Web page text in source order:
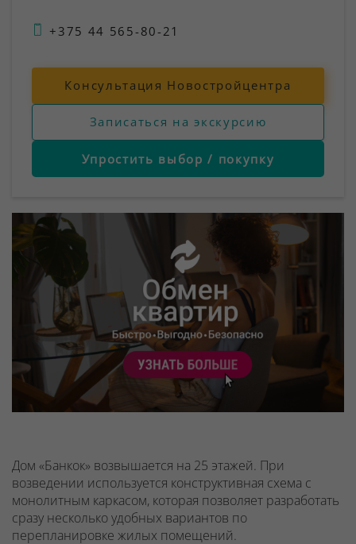
+375 44 565-80-21
Консультация Новостройцентра
Записаться на экскурсию
Упростить выбор / покупку
Дом «Банкок» возвышается на 25 этажей. При
возведении используется конструктивная схема с
монолитным каркасом, которая позволяет разработать
сразу несколько удобных вариантов по
перепланировке жилых помещений.